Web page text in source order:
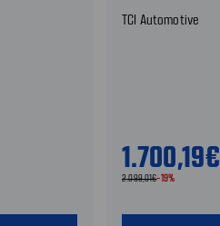
TCI Automotive
1.700,19€
2.099,01€-19%